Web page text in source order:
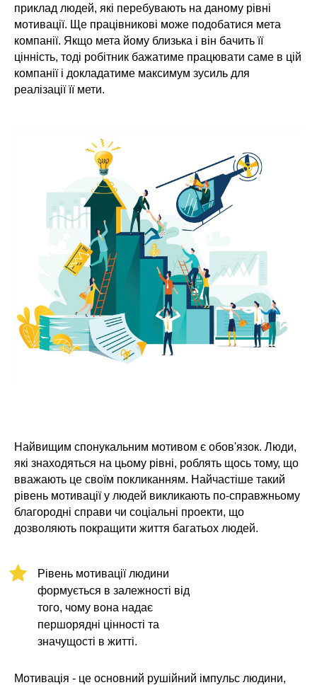
приклад людей, які перебувають на даному рівні
мотивації. Ще працівникові може подобатися мета
компанії. Якщо мета йому близька і він бачить її
цінність, тоді робітник бажатиме працювати саме в цій
компанії і докладатиме максимум зусиль для
реалізації її мети.
Найвищим спонукальним мотивом є обов'язок. Люди,
які знаходяться на цьому рівні, роблять щось тому, що
вважають це своїм покликанням. Найчастіше такий
рівень мотивації у людей викликають по-справжньому
благородні справи чи соціальні проекти, що
дозволяють покращити життя багатьох людей.
Рівень мотивації людини
формується в залежності від
того, чому вона надає
першорядні цінності та
значущості в житті.
Мотивація - це основний рушійний імпульс людини,